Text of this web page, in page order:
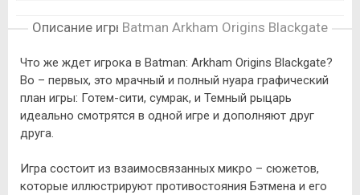
Описание игрыBatman Arkham Origins Blackgate
Что же ждет игрока в Batman: Arkham Origins Blackgate?
Во – первых, это мрачный и полный нуара графический
план игры: Готем-сити, сумрак, и Темный рыцарь
идеально смотрятся в одной игре и дополняют друг
друга.
Игра состоит из взаимосвязанных микро – сюжетов,
которые иллюстрируют противостояния Бэтмена и его